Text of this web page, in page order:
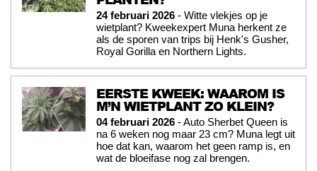
24 februari 2026 - Witte vlekjes op je
wietplant? Kweekexpert Muna herkent ze
als de sporen van trips bij Henk's Gusher,
Royal Gorilla en Northern Lights.
EERSTE KWEEK: WAAROM IS
M’N WIETPLANT ZO KLEIN?
04 februari 2026 - Auto Sherbet Queen is
na 6 weken nog maar 23 cm? Muna legt uit
hoe dat kan, waarom het geen ramp is, en
wat de bloeifase nog zal brengen.